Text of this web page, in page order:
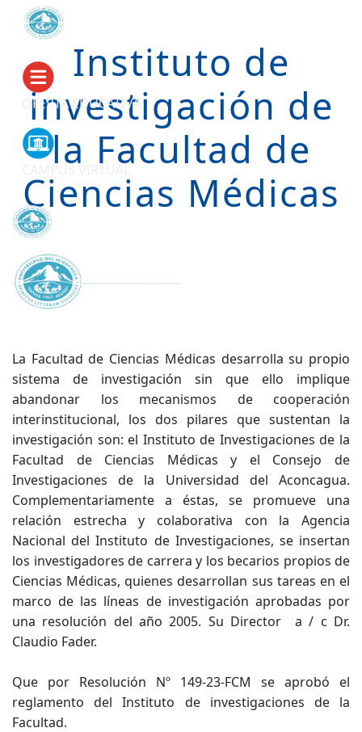
OFERTA EDUCATIVA
CAMPUS VIRTUAL
Instituto de
investigación de
la Facultad de
Ciencias Médicas
La Facultad de Ciencias Médicas desarrolla su propio
sistema de investigación sin que ello implique
abandonar los mecanismos de cooperación
interinstitucional, los dos pilares que sustentan la
investigación son: el Instituto de Investigaciones de la
Facultad de Ciencias Médicas y el Consejo de
Investigaciones de la Universidad del Aconcagua.
Complementariamente a éstas, se promueve una
relación estrecha y colaborativa con la Agencia
Nacional del Instituto de Investigaciones, se insertan
los investigadores de carrera y los becarios propios de
Ciencias Médicas, quienes desarrollan sus tareas en el
marco de las líneas de investigación aprobadas por
una resolución del año 2005. Su Director a / c Dr.
Claudio Fader.
Que por Resolución Nº 149-23-FCM se aprobó el
reglamento del Instituto de investigaciones de la
Facultad.